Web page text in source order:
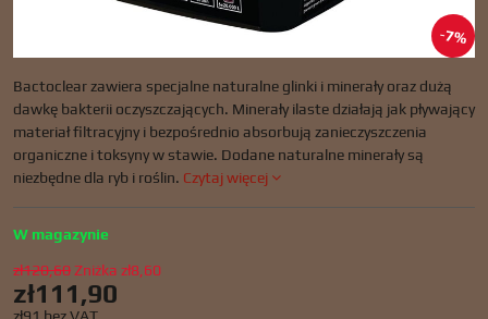
7%
Bactoclear zawiera specjalne naturalne glinki i minerały oraz dużą
dawkę bakterii oczyszczających. Minerały ilaste działają jak pływający
materiał filtracyjny i bezpośrednio absorbują zanieczyszczenia
organiczne i toksyny w stawie. Dodane naturalne minerały są
niezbędne dla ryb i roślin. Czytaj więcej
W magazynie
zł120,60Zniżka zł8,60
zł111,90